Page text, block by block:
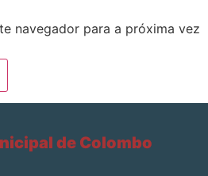
navegador para a próxima vez
de Colombo